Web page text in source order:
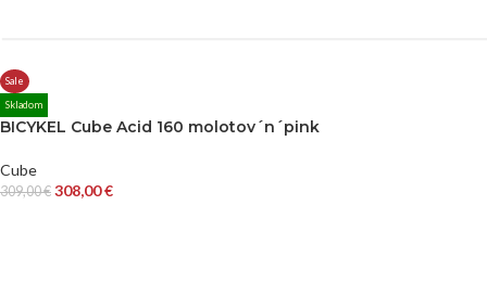
Sale
Skladom
BICYKEL Cube Acid 160 molotov´n´pink
Cube
309,00€ 308,00€